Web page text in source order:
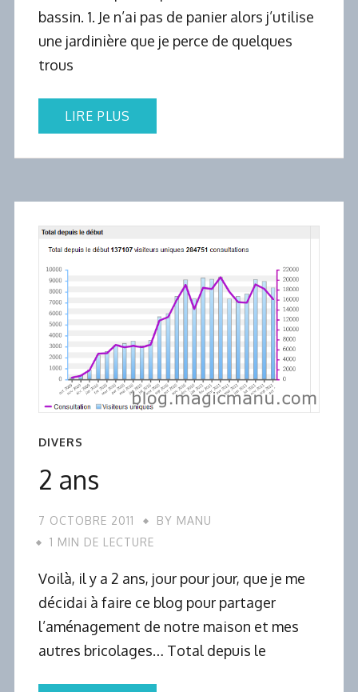
bassin. 1. Je n’ai pas de panier alors j’utilise
une jardinière que je perce de quelques
trous
LIRE PLUS
DIVERS
2 ans
7 OCTOBRE 2011 BY MANU
1 MIN DE LECTURE
Voilà, il y a 2 ans, jour pour jour, que je me
décidai à faire ce blog pour partager
l’aménagement de notre maison et mes
autres bricolages… Total depuis le